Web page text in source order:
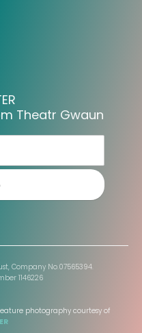
Theatr Gwaun
Company No.07565394.
1146226
photography courtesy of